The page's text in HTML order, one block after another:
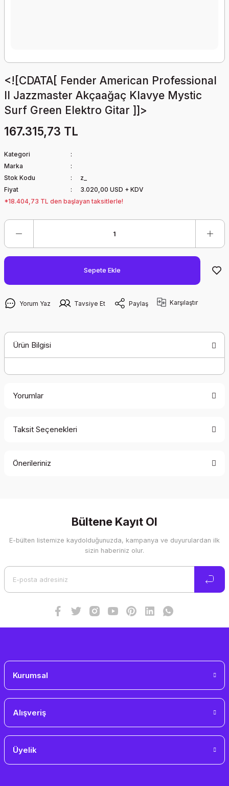
<![CDATA[ Fender American Professional
II Jazzmaster Akçaağaç Klavye Mystic
Surf Green Elektro Gitar ]]>
167.315,73 TL
Kategori
Marka
Stok Kodu
z_
Fiyat
3.020,00 USD + KDV
*18.404,73 TL den başlayan taksitlerle!
Sepete Ekle
Yorum Yaz Tavsiye Et Paylaş Karşılaştır
Ürün Bilgisi
Yorumlar
Taksit Seçenekleri
Önerileriniz
Görüş ve önerileriniz için teşekkür ederiz.
Ürün resmi kalitesiz, bozuk veya görüntülenemiyor.
Bültene Kayıt Ol
E-bülten listemize kaydolduğunuzda, kampanya ve duyurulardan ilk
sizin haberiniz olur.
Kurumsal
Alışveriş
Üyelik